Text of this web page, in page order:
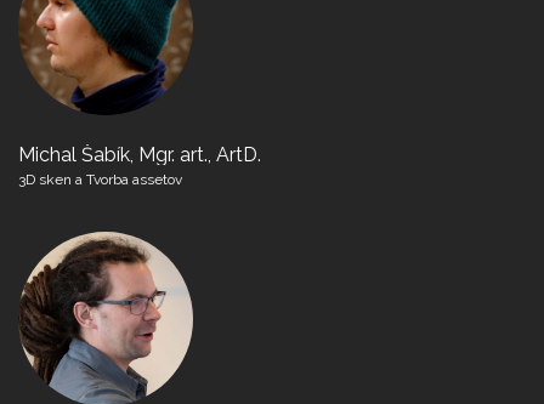
Michal Šabík, Mgr. art., ArtD.
3D sken a Tvorba assetov